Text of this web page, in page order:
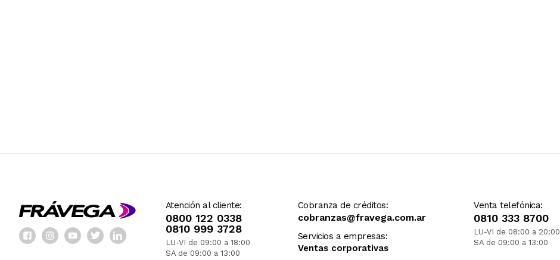
Atención al cliente:
0800 122 0338
0810 999 3728
LU-VI de 09:00 a 18:00
SA de 09:00 a 13:00
Cobranza de créditos:
cobranzas@fravega.com.ar
Servicios a empresas:
Ventas corporativas
Venta telefónica:
0810 333 8700
LU-VI de 08:00 a 20:00
SA de 09:00 a 13:00